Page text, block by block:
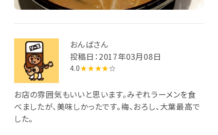
おんばさん
投稿日：2017年03月08日
4.0★★★★☆
お店の雰囲気もいいと思います。みぞれラーメンを食
べましたが、美味しかったです。梅、おろし、大葉最高で
した。